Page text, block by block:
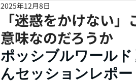
「迷惑をかけない
意味なのだろうか
2025年12月8日
ポッシブルワール
んセッションレポー